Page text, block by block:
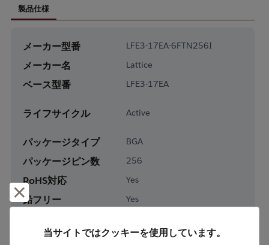
製品仕様
メーカー型番 LFE3-17EA-6FTN256I
メーカー名 Lattice
ベース型番 LFE3-17EA
ライフサイクル Active
パッケージタイプ BGA
パッケージピン数 256
RoHS対応 Yes
鉛フリー Yes
梱包数 90
当サイトではクッキーを使用しています。